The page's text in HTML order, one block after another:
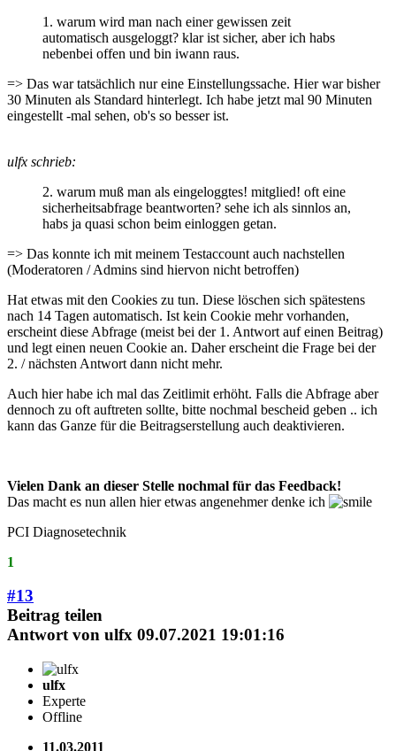
1. warum wird man nach einer gewissen zeit
automatisch ausgeloggt? klar ist sicher, aber ich habs
nebenbei offen und bin iwann raus.
=> Das war tatsächlich nur eine Einstellungssache. Hier war bisher
30 Minuten als Standard hinterlegt. Ich habe jetzt mal 90 Minuten
eingestellt -mal sehen, ob's so besser ist.
ulfx schrieb:
2. warum muß man als eingeloggtes! mitglied! oft eine
sicherheitsabfrage beantworten? sehe ich als sinnlos an,
habs ja quasi schon beim einloggen getan.
=> Das konnte ich mit meinem Testaccount auch nachstellen
(Moderatoren / Admins sind hiervon nicht betroffen)
Hat etwas mit den Cookies zu tun. Diese löschen sich spätestens
nach 14 Tagen automatisch. Ist kein Cookie mehr vorhanden,
erscheint diese Abfrage (meist bei der 1. Antwort auf einen Beitrag)
und legt einen neuen Cookie an. Daher erscheint die Frage bei der
2. / nächsten Antwort dann nicht mehr.
Auch hier habe ich mal das Zeitlimit erhöht. Falls die Abfrage aber
dennoch zu oft auftreten sollte, bitte nochmal bescheid geben .. ich
kann das Ganze für die Beitragserstellung auch deaktivieren.
Vielen Dank an dieser Stelle nochmal für das Feedback!
Das macht es nun allen hier etwas angenehmer denke ich
PCI Diagnosetechnik
1
#13
Beitrag teilen
Antwort von ulfx 09.07.2021 19:01:16
ulfx
Experte
Offline
11.03.2011